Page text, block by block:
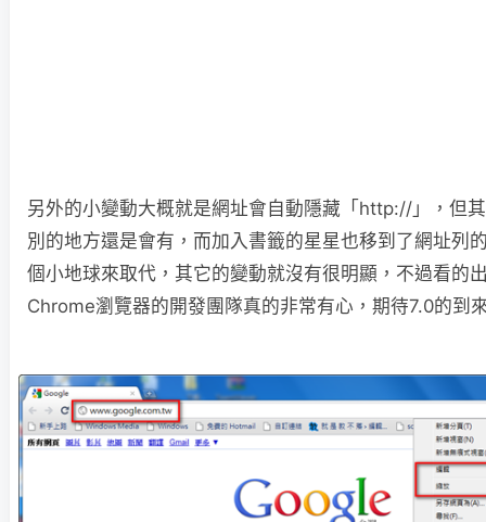
另外的小變動大概就是網址會自動隱藏「http://」，但
別的地方還是會有，而加入書籤的星星也移到了網址列
個小地球來取代，其它的變動就沒有很明顯，不過看的
Chrome瀏覽器的開發團隊真的非常有心，期待7.0的到